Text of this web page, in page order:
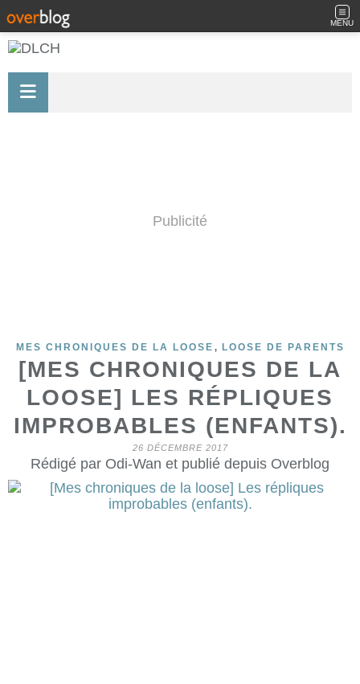
MENU
Publicité
MES CHRONIQUES DE LA LOOSE , LOOSE DE PARENTS
[MES CHRONIQUES DE LA
LOOSE] LES RÉPLIQUES
IMPROBABLES (ENFANTS).
26 DÉCEMBRE 2017
Rédigé par Odi-Wan et publié depuis Overblog